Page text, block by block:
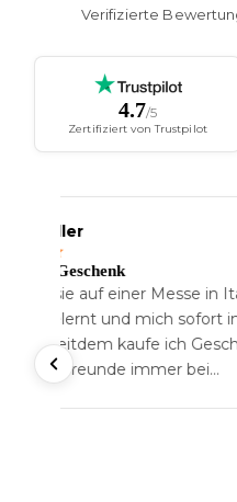
Verifizierte
4.7/5
Zertifiziert von Trustpilot
Muller
beste Geschenk
habe sie auf einer Messe in
und mich sofort
Seitdem kaufe ich
meine Freunde immer bei